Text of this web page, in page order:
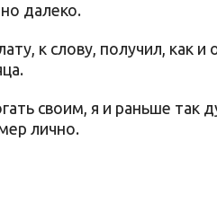
далеко.
к слову, получил, как и
своим, я и раньше так
лично.